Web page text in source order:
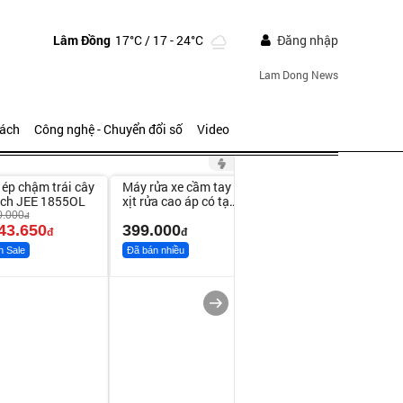
Lâm Đồng 17°C/ 17 - 24°C Đăng nhập
Lam Dong News
Công nghệ - Chuyển đổi số Video
chậm trái cây
JEE 1855OL
đ
đ
Sale
Máy rửa xe cầm tay
xịt rửa cao áp có tạo
399.000đ
Đã bán nhiều